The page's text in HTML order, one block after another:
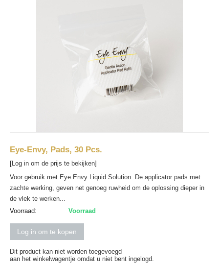
Eye-Envy, Pads, 30 Pcs.
[Log in om de prijs te bekijken]
Voor gebruik met Eye Envy Liquid Solution. De applicator pads met
zachte werking, geven net genoeg ruwheid om de oplossing dieper in
de vlek te werken...
Voorraad:
Voorraad
Log in om te kopen
Dit product kan niet worden toegevoegd
aan het winkelwagentje omdat u niet bent ingelogd.